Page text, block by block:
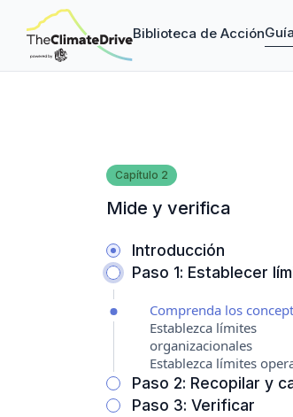
Biblioteca de Acción
Capítulo 2
Mide y verifica
Introducción
Paso 1: Establecer
Comprenda los
Establezca límites
organizacionales
Establezca límites
Paso 2: Recopilar y
Paso 3: Verificar